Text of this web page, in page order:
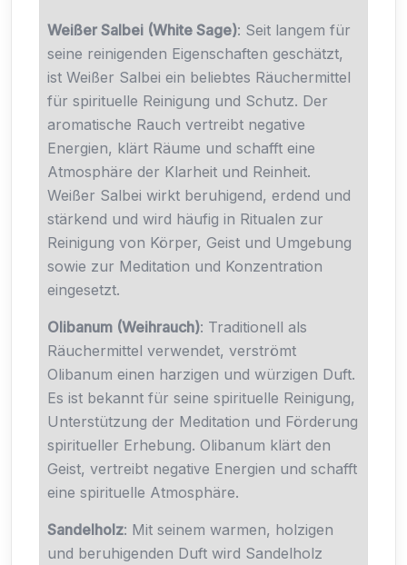
Weißer Salbei (White Sage): Seit langem für
seine reinigenden Eigenschaften geschätzt,
ist Weißer Salbei ein beliebtes Räuchermittel
für spirituelle Reinigung und Schutz. Der
aromatische Rauch vertreibt negative
Energien, klärt Räume und schafft eine
Atmosphäre der Klarheit und Reinheit.
Weißer Salbei wirkt beruhigend, erdend und
stärkend und wird häufig in Ritualen zur
Reinigung von Körper, Geist und Umgebung
sowie zur Meditation und Konzentration
eingesetzt.
Olibanum (Weihrauch): Traditionell als
Räuchermittel verwendet, verströmt
Olibanum einen harzigen und würzigen Duft.
Es ist bekannt für seine spirituelle Reinigung,
Unterstützung der Meditation und Förderung
spiritueller Erhebung. Olibanum klärt den
Geist, vertreibt negative Energien und schafft
eine spirituelle Atmosphäre.
Sandelholz: Mit seinem warmen, holzigen
und beruhigenden Duft wird Sandelholz